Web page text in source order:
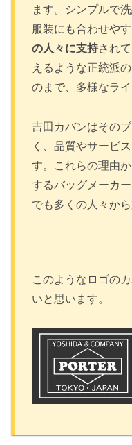
ます。シンプルで
服装にも合わせやす
の人々に支持され
えるような正統派
のまで、多様なラ
吉田カバンはその
く、品質やサービ
す。これらの理由
するバッグメーカ
でも多くの人々か
このようなロゴの
いと思います。